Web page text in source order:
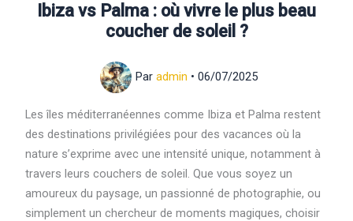
Ibiza vs Palma : où vivre le plus beau
coucher de soleil ?
Par admin • 06/07/2025
Les îles méditerranéennes comme Ibiza et Palma restent
des destinations privilégiées pour des vacances où la
nature s’exprime avec une intensité unique, notamment à
travers leurs couchers de soleil. Que vous soyez un
amoureux du paysage, un passionné de photographie, ou
simplement un chercheur de moments magiques, choisir